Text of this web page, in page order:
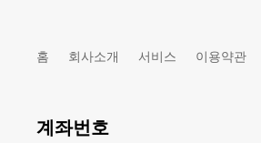
홈 회사소개 서비스 이용약관
계좌번호